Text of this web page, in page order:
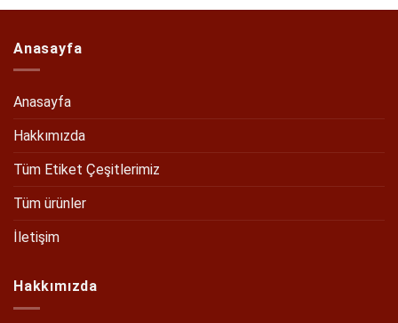
Anasayfa
Anasayfa
Hakkımızda
Tüm Etiket Çeşitlerimiz
Tüm ürünler
İletişim
Hakkımızda